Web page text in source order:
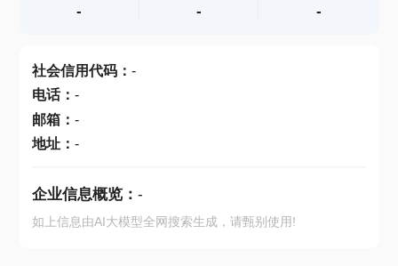
查产地
- - -
社会信用代码： -
电话： -
邮箱： -
地址： -
企业信息概览： -
如上信息由AI大模型全网搜索生成，请甄别使用!